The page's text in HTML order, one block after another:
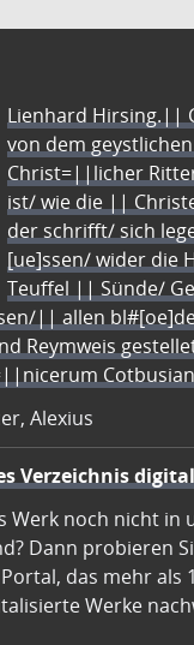
Lienhard Hirsing.||
von dem
Christ=||licher
ist/ wie die ||
der schrifft/ sich
[ue]ssen/ wider die
Teuffel || Sünde/
|| allen
Reymweis
Alexius
Verzeichnis
Werk noch nicht in
Dann probieren
das mehr als
Werke